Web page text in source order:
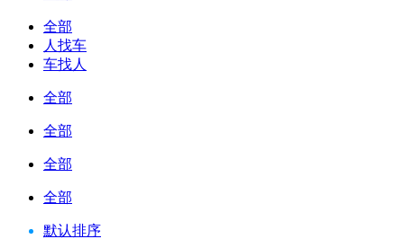
全部
人找车
车找人
全部
全部
全部
全部
默认排序